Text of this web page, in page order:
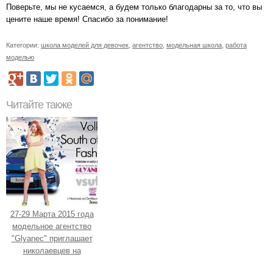
Поверьте, мы не кусаемся, а будем только благодарны за то, что вы
цените наше время! Спасибо за понимание!
Категории: школа моделей для девочек агентство модельная школа работа
моделью
Читайте также
27-29 Марта 2015 года
модельное агентство
"Glyanec" приглашает
николаевцев на